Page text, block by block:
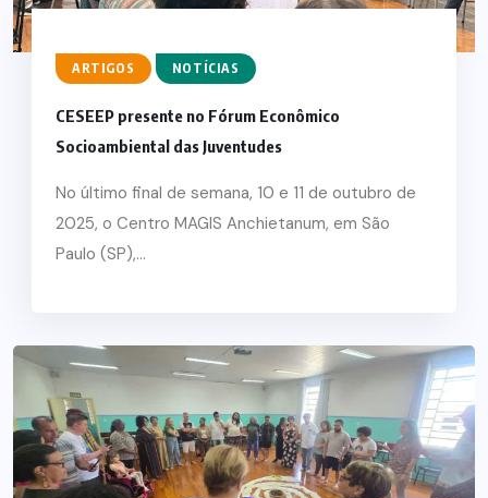
ARTIGOS NOTÍCIAS
CESEEP presente no Fórum Econômico
Socioambiental das Juventudes
No último final de semana, 10 e 11 de outubro de
2025, o Centro MAGIS Anchietanum, em São
Paulo (SP),...